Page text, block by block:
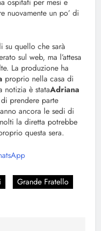
nuovamente un po’ di
su quello che sarà
sul web, ma l’attesa
La produzione ha
proprio nella casa di
notizia è stataAdriana
prendere parte
ancora le sedi di
la diretta potrebbe
questa sera.
Grande Fratello